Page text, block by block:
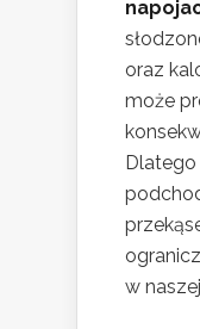
oraz
może
w